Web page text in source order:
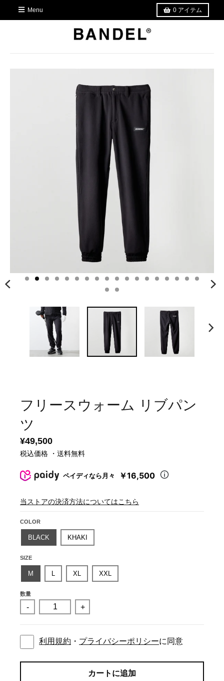
Menu 0 アイテム
フリースウォーム リブパン
ツ
¥49,500
税込価格 ・送料無料
ペイディなら月々 ￥16,500
当ストアの決済方法についてはこちら
COLOR
BLACK KHAKI
SIZE
M L XL XXL
数量
- +
利用規約 ・ プライバシーポリシーに同意
カートに追加